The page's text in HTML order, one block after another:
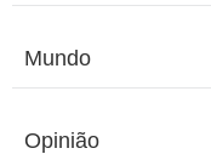
Mundo
Opinião